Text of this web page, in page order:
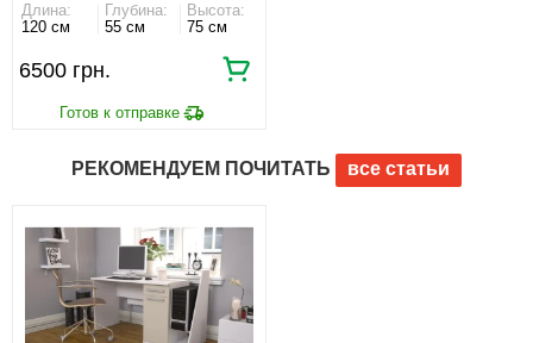
Длина:
120 см
Глубина:
55 см
Высота:
75 см
6500
РЕКОМЕНДУЕМ ПОЧИТАТЬ все статьи